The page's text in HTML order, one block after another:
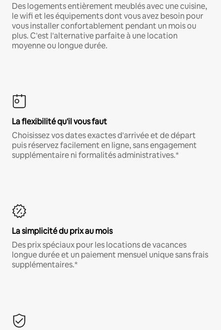
Des logements entièrement meublés avec une cuisine,
le wifi et les équipements dont vous avez besoin pour
vous installer confortablement pendant un mois ou
plus. C'est l'alternative parfaite à une location
moyenne ou longue durée.
La flexibilité qu'il vous faut
Choisissez vos dates exactes d'arrivée et de départ
puis réservez facilement en ligne, sans engagement
supplémentaire ni formalités administratives.*
La simplicité du prix au mois
Des prix spéciaux pour les locations de vacances
longue durée et un paiement mensuel unique sans frais
supplémentaires.*